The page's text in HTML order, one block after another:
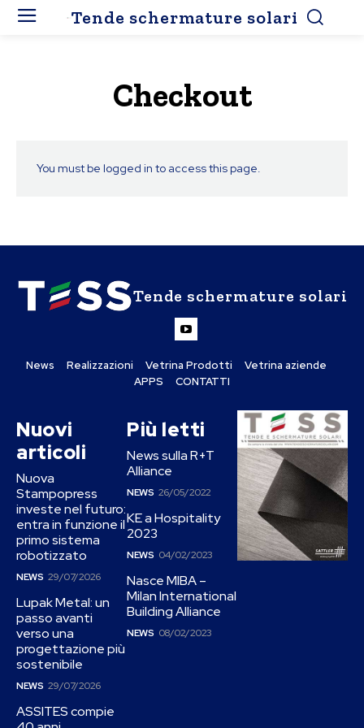
Tende schermature solari
Checkout
You must be logged in to access this page.
Tende schermature solari
News Realizzazioni Vetrina Prodotti
Vetrina aziende
APPS
CONTATTI
Nuovi
articoli
Nuova
Stampopress
investe nel futuro:
entra in funzione il
primo sistema
robotizzato
NEWS 29/07/2026
Lupak Metal: un
passo avanti
verso una
progettazione più
sostenibile
NEWS 29/07/2026
ASSITES compie
Più letti
News sulla R+T
Alliance
NEWS 26/05/2022
KE a Hospitality
2023
NEWS 04/02/2023
Nasce MIBA –
Milan International
Building Alliance
NEWS 08/02/2023